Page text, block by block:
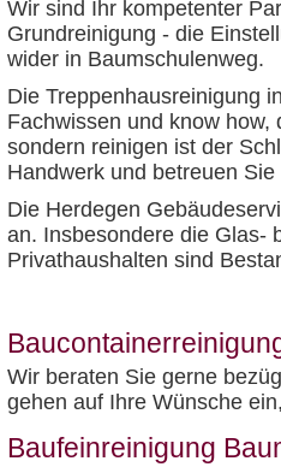
Wir sind Ihr kompetenter
Grundreinigung - die
wider in Baumschulenweg.
Die Treppenhausreinigung
Fachwissen und know
sondern reinigen ist der
Handwerk und betreuen
Die Herdegen
an. Insbesondere die Glas-
Privathaushalten sind
Wir beraten Sie gerne
gehen auf Ihre Wünsche
Baufeinreinigung